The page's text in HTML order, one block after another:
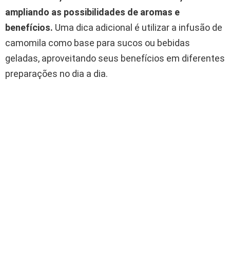
ampliando as possibilidades de aromas e
benefícios. Uma dica adicional é utilizar a infusão de
camomila como base para sucos ou bebidas
geladas, aproveitando seus benefícios em diferentes
preparações no dia a dia.